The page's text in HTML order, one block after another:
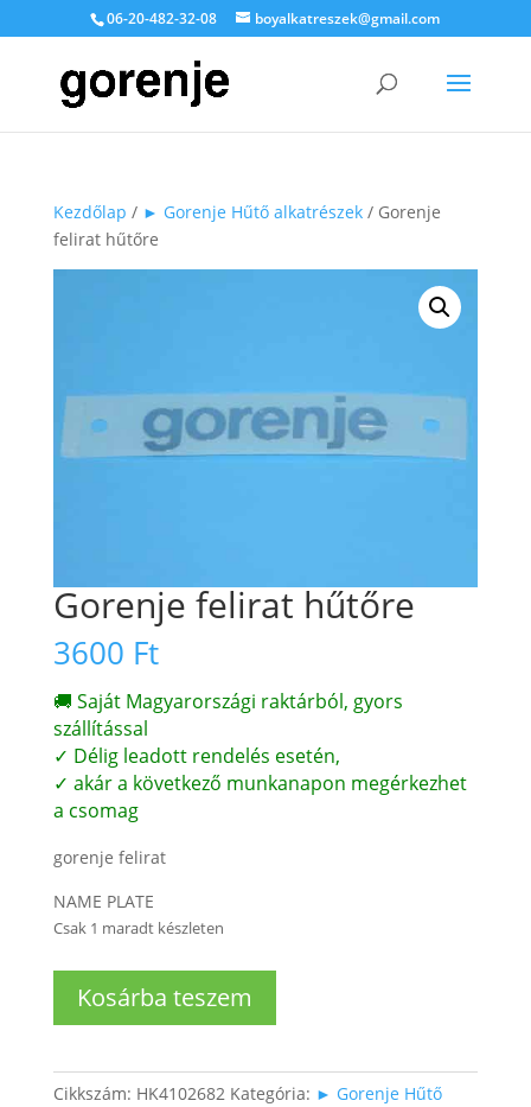
06-20-482-32-08 boyalkatreszek@gmail.com
Kezdőlap / ► Gorenje Hűtő alkatrészek/ Gorenje
felirat hűtőre
Gorenje felirat hűtőre
3600 Ft
🚚 Saját Magyarországi raktárból, gyors
szállítással
✓ Délig leadott rendelés esetén,
✓ akár a következő munkanapon megérkezhet
a csomag
gorenje felirat
NAME PLATE
Csak 1 maradt készleten
feliratKosárba teszem
Cikkszám: HK4102682 Kategória: ► Gorenje Hűtő